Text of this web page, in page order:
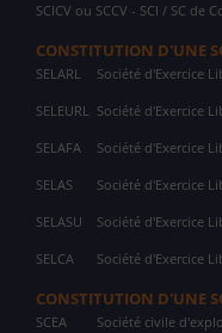
SCICV ou SCCV - SCI / SC de
CONSTITUTION D'UNE
SELARL Société d'Exercice
SELEURL Société d'Exercice
SELAFA Société d'Exercice
SELAS Société d'Exercice
SELASU Société d'Exercice
SELCA Société d'Exercice
CONSTITUTION D'UNE
SCEA Société civile